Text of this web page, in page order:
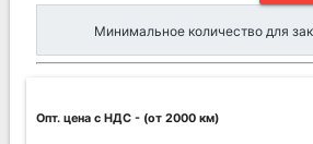
Минимальное количество для
Опт. цена c НДС - (от 2000 км)